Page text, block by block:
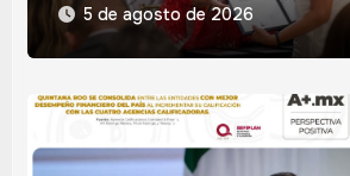
5 de agosto de 2026